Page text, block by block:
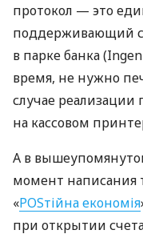
протокол — это
поддерживающий
в парке банка
время, не нужно
случае реализации
на кассовом
А в
момент написания
«POSтійна економія
при открытии